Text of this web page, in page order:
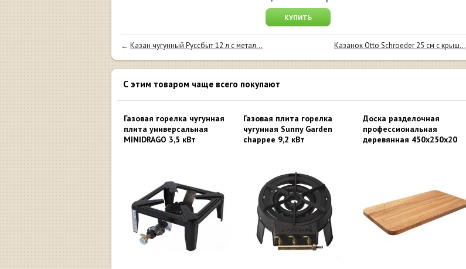
КУПИТЬ
← Казан чугунный Руссбыт 12 л с метал... Казанок Otto Schroeder 25 см c крыш...
С этим товаром чаще всего покупают
Газовая горелка чугунная
плита универсальная
MINIDRAGO 3,5 кВт
Газовая плита горелка
чугунная Sunny Garden
chappee 9,2 кВт
Доска разделочная
профессиональная
деревянная 450x250x20